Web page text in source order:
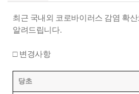
최근 국내외 코로바이러스 감염 확
알려드립니다.
□ 변경사항
당초